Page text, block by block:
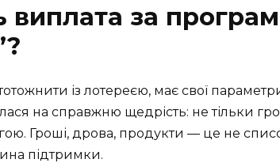
виплата за
із лотереєю, має свої
на справжню щедрість: не тільки
Гроші, дрова, продукти — це не
підтримки.